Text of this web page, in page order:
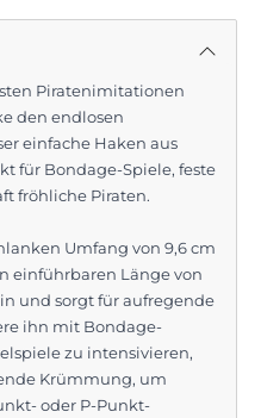
Piratenimitationen
den endlosen
einfache Haken aus
für Bondage-Spiele, feste
fröhliche Piraten.
Umfang von 9,6 cm
einführbaren Länge von
und sorgt für aufregende
ihn mit Bondage-
zu intensivieren,
Krümmung, um
oder P-Punkt-